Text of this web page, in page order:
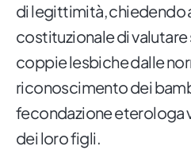
di legittimità, chiedendo
costituzionale di
coppie lesbiche dalle
riconoscimento dei
fecondazione eterologa
dei loro figli.